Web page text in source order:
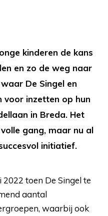
kinderen de kans
en zo de weg naar
De Singel en
voor inzetten op hun
in Breda. Het
gang, maar nu al
initiatief.
toen De Singel te
aantal
waarbij ook